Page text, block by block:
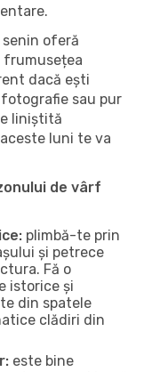
oferă
dacă ești
sau pur
liniștită
luni te va
de vârf
plimbă-te prin
și petrece
Fă o
istorice și
din spatele
clădiri din
este bine